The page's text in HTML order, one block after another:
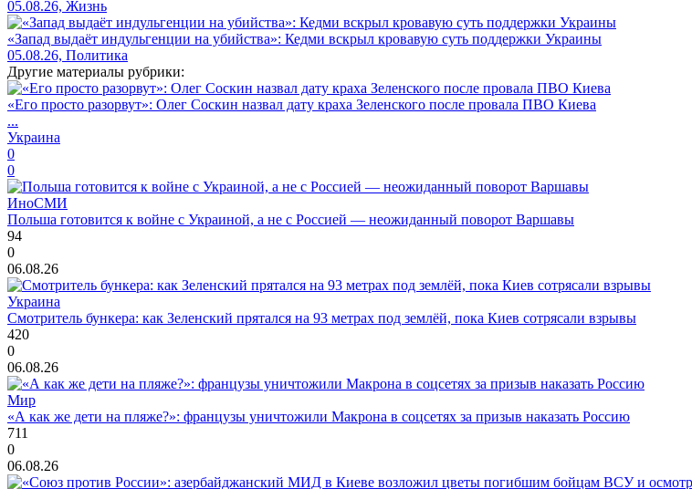
05.08.26, Жизнь
«Запад выдаёт индульгенции на убийства»: Кедми вскрыл кровавую суть поддержки Украины
05.08.26, Политика
Другие материалы рубрики:
«Его просто разорвут»: Олег Соскин назвал дату краха Зеленского после провала ПВО Киева
...
Украина
0
0
ИноСМИ
Польша готовится к войне с Украиной, а не с Россией — неожиданный поворот Варшавы
94
0
06.08.26
Украина
Смотритель бункера: как Зеленский прятался на 93 метрах под землёй, пока Киев сотрясали взрывы
420
0
06.08.26
Мир
«А как же дети на пляже?»: французы уничтожили Макрона в соцсетях за призыв наказать Россию
711
0
06.08.26